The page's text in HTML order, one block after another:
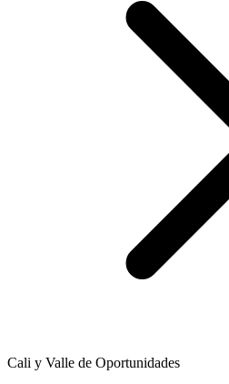
Cali y Valle de Oportunidades